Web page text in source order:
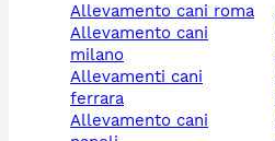
allevamento cani roma
allevamento cani
milano
allevamenti cani
ferrara
allevamento cani